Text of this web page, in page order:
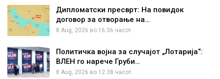
Дипломатски пресврт: На повидок
договор за отворање на…
8 Aug, 2026 во 16:36 часот.
Политичка војна за случајот „Лотарија“:
ВЛЕН го нарече Груби…
8 Aug, 2026 во 12:38 часот.